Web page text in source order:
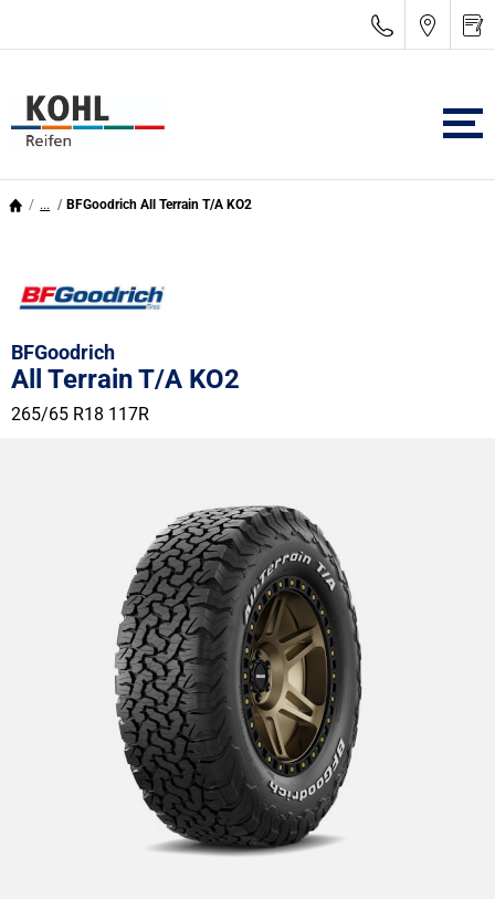
... BFGoodrich All Terrain T/A KO2
BFGoodrich
All Terrain T/A KO2
265/65 R18 117R